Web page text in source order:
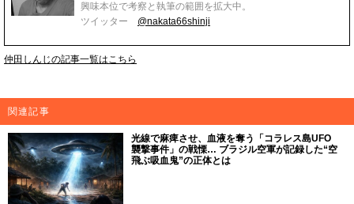
興味本位で考察と執筆の範囲を拡大中。
ツイッター @nakata66shinji
仲田しんじの記事一覧はこちら
関連記事
光線で麻痺させ、血液を奪う「コラレス島UFO
襲撃事件」の戦慄… ブラジル空軍が記録した“空
飛ぶ吸血鬼”の正体とは